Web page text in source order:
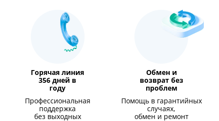
Горячая линия
356 дней в
году
Профессиональная
поддержка
без выходных
Обмен и
возврат без
проблем
Помощь в гарантийных
случаях,
обмен и ремонт